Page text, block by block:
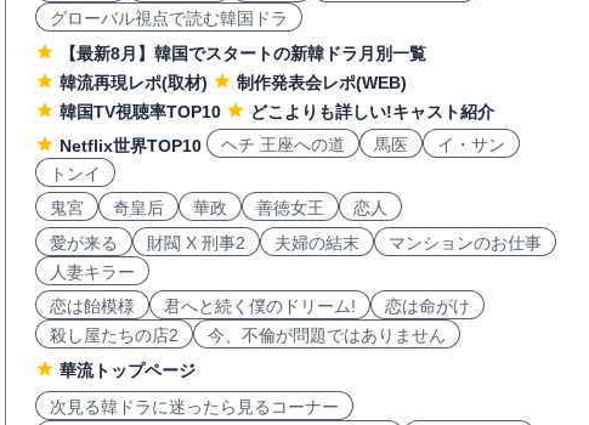
グローバル視点で読む韓国ドラ
【最新8月】韓国でスタートの新韓ドラ月別一覧
韓流再現レポ(取材)
制作発表会レポ(WEB)
韓国TV視聴率TOP10
どこよりも詳しい!キャスト紹介
Netflix世界TOP10
ヘチ 王座への道 馬医
イ・サン
トンイ
鬼宮
奇皇后 華政 善徳女王
恋人
愛が来る
財閥 X 刑事2 夫婦の結末
マンションのお仕事
人妻キラー
恋は飴模様
君へと続く僕のドリーム!
恋は命がけ
殺し屋たちの店2
今、不倫が問題ではありません
華流トップページ
次見る韓ドラに迷ったら見るコーナー